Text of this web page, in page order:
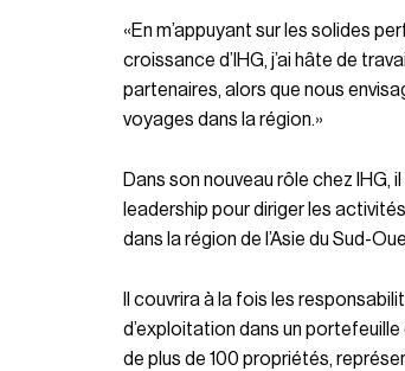
«En m’appuyant sur les solides
croissance d’IHG, j’ai hâte de
partenaires, alors que nous
voyages dans la région.»
Dans son nouveau rôle chez IHG,
leadership pour diriger les
dans la région de l’Asie du Sud-
Il couvrira à la fois les
d’exploitation dans un
de plus de 100 propriétés,